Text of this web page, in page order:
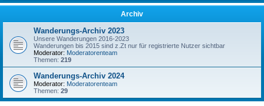
Archiv
Wanderungs-Archiv 2023
Unsere Wanderungen 2016-2023
Wanderungen bis 2015 sind z.Zt nur für registrierte Nutzer sichtbar
Moderator: Moderatorenteam
Themen: 219
Wanderungs-Archiv 2024
Moderator: Moderatorenteam
Themen: 29